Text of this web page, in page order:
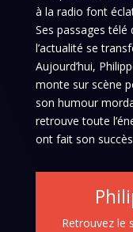
à la radio font
Ses passages
l’actualité se
Aujourd’hui,
monte sur scène
son humour
retrouve toute
ont fait son
Retrouvez le